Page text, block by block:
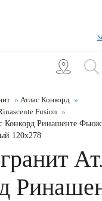
Атлас Конкорд
Fusion
Конкорд Ринашенте
120x278